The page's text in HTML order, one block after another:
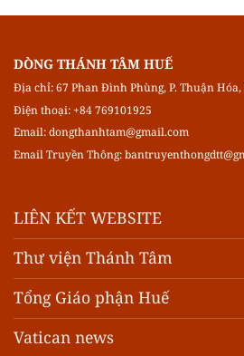
DÒNG THÁNH TÂM HUẾ
Địa chỉ: 67 Phan Đình Phùng, P. Thuận Hóa,
Điện thoại: +84 769101925
Email:dongthanhtam@gmail.com
Email Truyền Thông:
LIÊN KẾT WEBSITE
Thư viện Thánh Tâm
Tổng Giáo phận Huế
Vatican news